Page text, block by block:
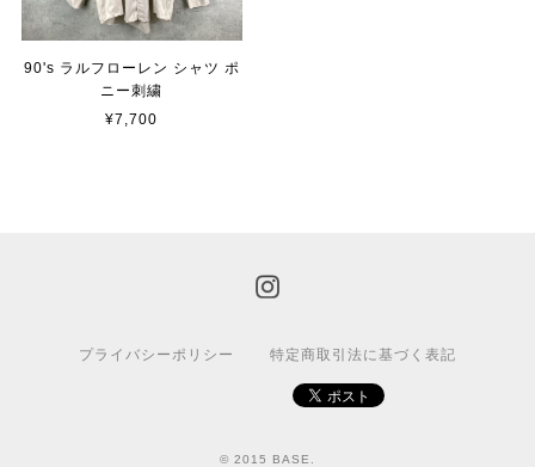
90's ラルフローレン シャツ ポ
ニー刺繍
¥7,700
プライバシーポリシー 特定商取引法に基づく表記
© 2015 BASE.